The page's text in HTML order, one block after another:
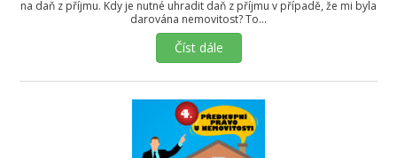
na daň z příjmu. Kdy je nutné uhradit daň z příjmu v případě, že mi byla
darována nemovitost? To…
Číst dále